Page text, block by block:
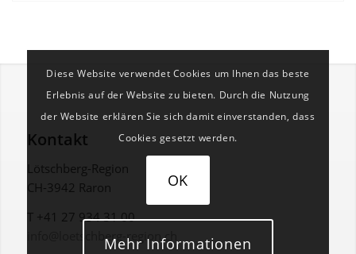
Kontakt
Lötschberg-Region
CH-3942 Raron
T +41 27 934 31 00
info@loetschberg-region.ch
Diese Website verwendet Cookies um Ihnen das beste
Erlebnis auf der Website zu bieten. Durch die Nutzung
der Website erklären Sie sich damit einverstanden, dass
Cookies gesetzt werden.
OK
Mehr Informationen